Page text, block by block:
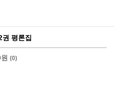
권 평론집
(0)